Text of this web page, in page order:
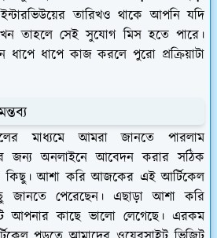
ইন্টারভিউয়ের তারিখও থাকে আপনি যদি
তাহলে সেই সুযোগ মিস হতে পারে।
ধাপে কাজ করলে পুরো প্রক্রিয়াটা
মাধ্যমে আমরা জানতে পারলাম
জন্য অনলাইনে আবেদন করার সঠিক
কিছু। আশা করি আজকের এই আর্টিকেল
পেরেছেন। এছাড়া আশা করি
আপনার কাছে ভালো লেগেছে। এরকম